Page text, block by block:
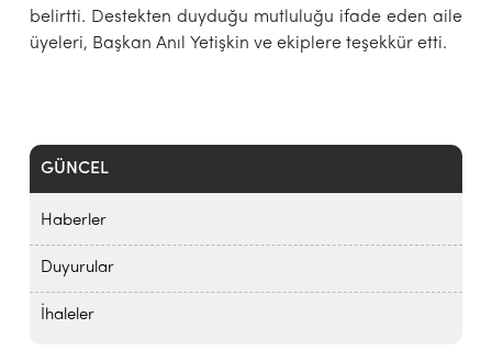
GÜNCEL
Haberler
Duyurular
İhaleler
belirtti. Destekten duyduğu mutluluğu ifade eden aile
üyeleri, Başkan Anıl Yetişkin ve ekiplere teşekkür etti.